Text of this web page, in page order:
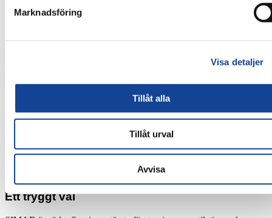
Marknadsföring
Visa detaljer
Tillåt alla
Tillåt urval
Avvisa
0430-80 03 39 Halland
Välkommen till SIMAB!
Ett tryggt val